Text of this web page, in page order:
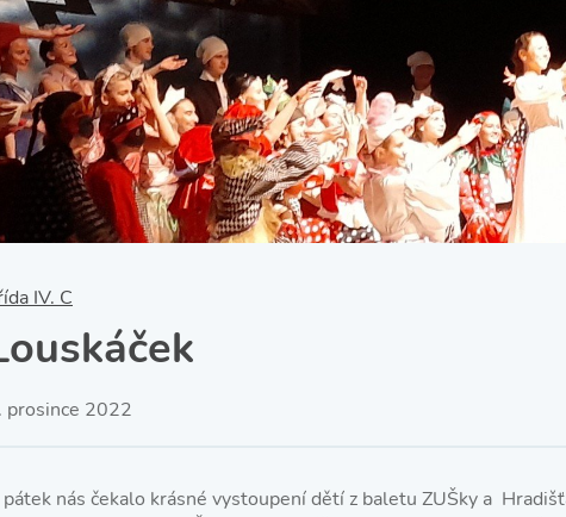
Školní poradenské
Školní psycholožka
Školská rada
SRPŠ – Spolek rodičů a
přátel školy
Tělesná výchova a sport
IV. C
prosince 2022
nás čekalo krásné vystoupení dětí z baletu ZUŠky a